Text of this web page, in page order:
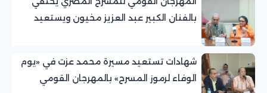
بالفنان الكبير عبد العزيز مخيون ويستعيد
شهادات تستعيد مسيرة محمد عزت في «يوم
الوفاء لرموز المسرح» بالمهرجان القومي